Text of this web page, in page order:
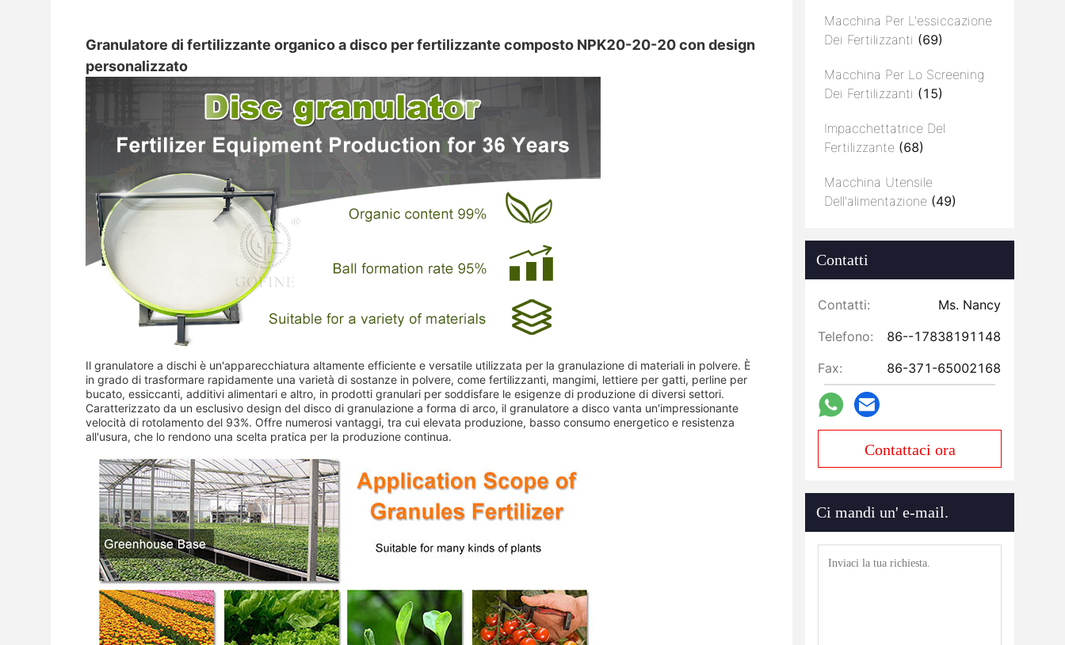
Granulatore di fertilizzante organico a disco per fertilizzante composto NPK20-20-20 con design
personalizzato
Il granulatore a dischi è un'apparecchiatura altamente efficiente e versatile utilizzata per la granulazione di materiali in polvere. È
in grado di trasformare rapidamente una varietà di sostanze in polvere, come fertilizzanti, mangimi, lettiere per gatti, perline per
bucato, essiccanti, additivi alimentari e altro, in prodotti granulari per soddisfare le esigenze di produzione di diversi settori.
Caratterizzato da un esclusivo design del disco di granulazione a forma di arco, il granulatore a disco vanta un'impressionante
velocità di rotolamento del 93%. Offre numerosi vantaggi, tra cui elevata produzione, basso consumo energetico e resistenza
all'usura, che lo rendono una scelta pratica per la produzione continua.
Macchina Per L'essiccazione
Dei Fertilizzanti (69)
Macchina Per Lo Screening
Dei Fertilizzanti (15)
Impacchettatrice Del
Fertilizzante (68)
Macchina Utensile
Dell'alimentazione (49)
Contatti
Contatti:
Ms. Nancy
Telefono:
86--17838191148
Fax:
86-371-65002168
Contattaci ora
Ci mandi un' e-mail.